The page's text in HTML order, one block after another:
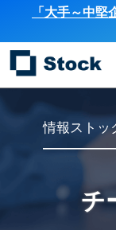
「大手～中
情報ストッ
チ